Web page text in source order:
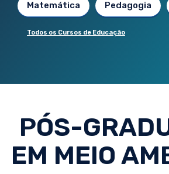
Matemática Pedagogia
Todos os Cursos de Educação
PÓS-
EM MEIO